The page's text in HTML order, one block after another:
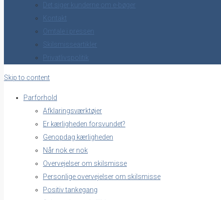
Det siger kunderne om e-bøger
Kontakt
Omtale i pressen
Skilsmisseartikler
Privatlivspolitik
Skip to content
Parforhold
Afklaringsværktøjer
Er kærligheden forsvundet?
Genopdag kærligheden
Når nok er nok
Overvejelser om skilsmisse
Personlige overvejelser om skilsmisse
Positiv tankegang